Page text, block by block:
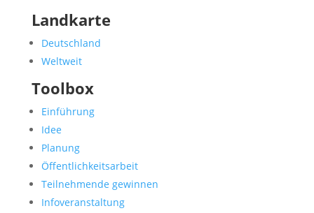
Landkarte
Deutschland
Weltweit
Toolbox
Einführung
Idee
Planung
Öffentlichkeitsarbeit
Teilnehmende gewinnen
Infoveranstaltung